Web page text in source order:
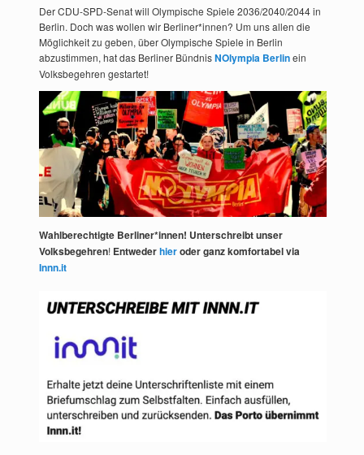
Der CDU-SPD-Senat will Olympische Spiele 2036/2040/2044 in
Berlin. Doch was wollen wir Berliner*innen? Um uns allen die
Möglichkeit zu geben, über Olympische Spiele in Berlin
abzustimmen, hat das Berliner BündnisNOlympia Berlinein
Volksbegehren gestartet!
Wahlberechtigte Berliner*innen! Unterschreibt unser
Volksbegehren! Entwederhieroder ganz komfortabel via
Innn.it